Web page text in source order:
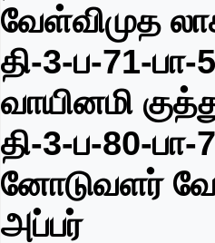
வேள்விமுத
தி-3-ப-71-பா-5
வாயினமி
தி-3-ப-80-பா-7
னோடுவளர்
அப்பர்